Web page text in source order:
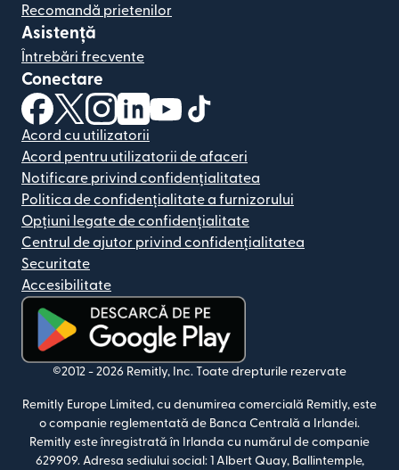
Recomandă prietenilor
Asistență
Întrebări frecvente
Conectare
(se deschide într-o fereastră nouă)
(se deschide într-o fereastră nouă)
(se deschide într-o fereastră nouă)
(se deschide într-o fereastră nouă)
(se deschide într-o fereastră
Acord cu utilizatorii
Acord pentru utilizatorii de afaceri
Notificare privind confidențialitatea
Politica de confidențialitate a furnizorului
Opțiuni legate de confidențialitate
Centrul de ajutor privind confidențialitatea
Securitate
Accesibilitate
(se deschide într-o fereastră nouă)
©2012 - 2026 Remitly, Inc. Toate drepturile rezervate
Remitly Europe Limited, cu denumirea comercială Remitly, este
o companie reglementată de Banca Centrală a Irlandei.
Remitly este înregistrată în Irlanda cu numărul de companie
629909. Adresa sediului social: 1 Albert Quay, Ballintemple,